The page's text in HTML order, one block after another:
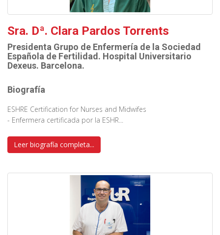
Sra. Dª. Clara Pardos Torrents
Presidenta Grupo de Enfermería de la Sociedad
Española de Fertilidad. Hospital Universitario
Dexeus. Barcelona.
Biografía
ESHRE Certification for Nurses and Midwifes
- Enfermera certificada por la ESHR...
Leer biografía completa...